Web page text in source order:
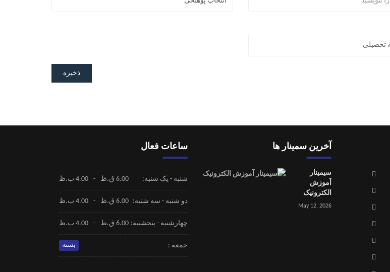
ذخیره
آخرین سمینار ها
سیمینار
آموزش
الکترونیک
May 12, 2026
ساعات فعال
شنبه - یک شنبه: 4.00 ب.ظ - 6.00 ق.ظ
دو شنبه - سه شنبه: 4.00 ب.ظ - 6.00 ق.ظ
چهارشنبه - پنجشنبه: 4.00 ب.ظ - 6.00 ق.ظ
جمعه : بسته